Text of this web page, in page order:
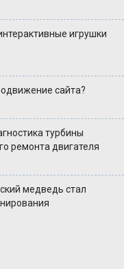
игрушки
сайта?
турбины
ремонта двигателя
медведь стал